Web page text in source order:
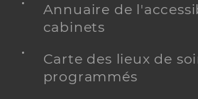
Annuaire de
cabinets
Carte des lieux de
programmés